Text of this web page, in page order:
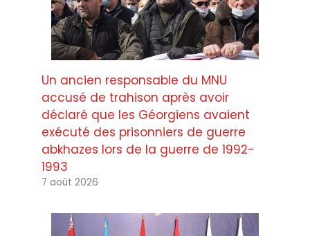
Un ancien responsable du MNU
accusé de trahison après avoir
déclaré que les Géorgiens avaient
exécuté des prisonniers de guerre
abkhazes lors de la guerre de 1992-
1993
7 août 2026